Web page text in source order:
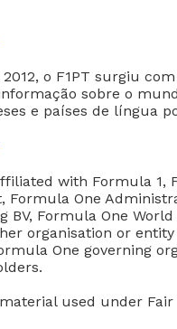
o F1PT surgiu
sobre o
e países de língua
with Formula 1,
Formula One
BV, Formula One
organisation or
One governing
used under Fair